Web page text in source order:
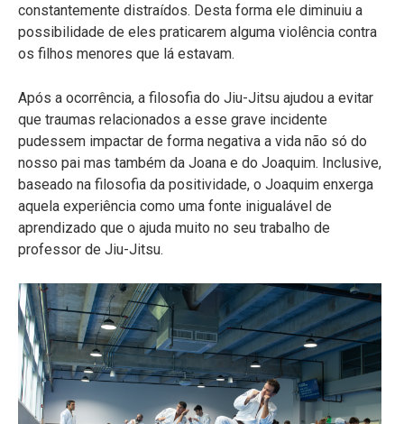
constantemente distraídos. Desta forma ele diminuiu a
possibilidade de eles praticarem alguma violência contra
os filhos menores que lá estavam.
Após a ocorrência, a filosofia do Jiu-Jitsu ajudou a evitar
que traumas relacionados a esse grave incidente
pudessem impactar de forma negativa a vida não só do
nosso pai mas também da Joana e do Joaquim. Inclusive,
baseado na filosofia da positividade, o Joaquim enxerga
aquela experiência como uma fonte inigualável de
aprendizado que o ajuda muito no seu trabalho de
professor de Jiu-Jitsu.